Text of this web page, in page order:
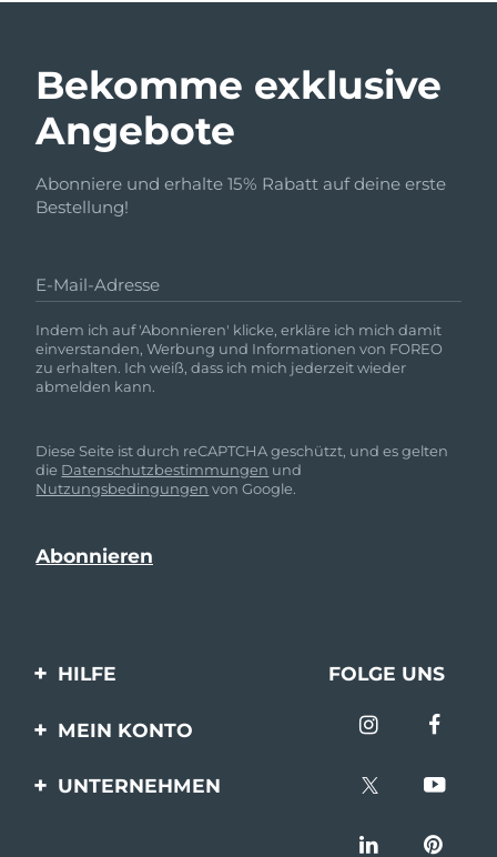
Bekomme exklusive
Angebote
Abonniere und erhalte 15% Rabatt auf deine erste
Bestellung!
E-Mail-Adresse
Indem ich auf 'Abonnieren' klicke, erkläre ich mich damit
einverstanden, Werbung und Informationen von FOREO
zu erhalten. Ich weiß, dass ich mich jederzeit wieder
abmelden kann.
Diese Seite ist durch reCAPTCHA geschützt, und es gelten
die Datenschutzbestimmungen und
Nutzungsbedingungen von Google.
HILFE
Kontaktiere uns
FOLGE UNS
MEIN KONTO
Produkt registrieren
UNTERNEHMEN